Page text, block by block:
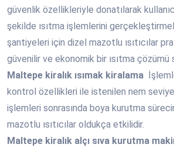
güvenlik özellikleriyle donatılarak
şekilde ısıtma işlemlerini
şantiyeleri için dizel mazotlu ısıtıcılar
güvenilir ve ekonomik bir ısıtma çözümü
Maltepe kiralık ısımak kiralama
kontrol özellikleri ile istenilen nem
işlemleri sonrasında boya kurutma
mazotlu ısıtıcılar oldukça etkilidir.
Maltepe kiralık alçı sıva kurutma